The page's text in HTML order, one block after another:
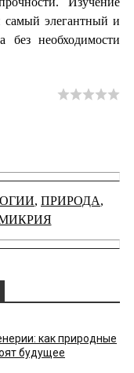
самый элегантный и
без необходимости
, ПРИРОДА,
как природные
будущее